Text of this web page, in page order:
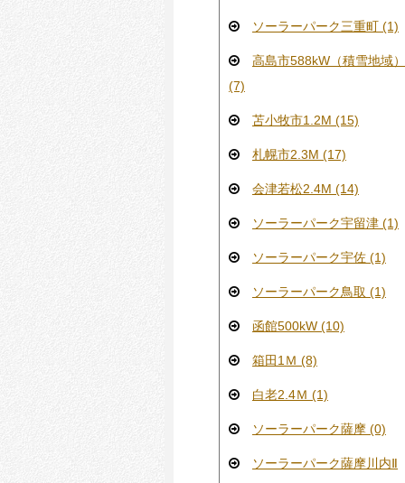
ソーラーパーク三重町 (1)
高島市588kW（積雪地域）
(7)
苫小牧市1.2M (15)
札幌市2.3M (17)
会津若松2.4M (14)
ソーラーパーク宇留津 (1)
ソーラーパーク宇佐 (1)
ソーラーパーク鳥取 (1)
函館500kW (10)
箱田1Ｍ (8)
白老2.4Ｍ (1)
ソーラーパーク薩摩 (0)
ソーラーパーク薩摩川内Ⅱ